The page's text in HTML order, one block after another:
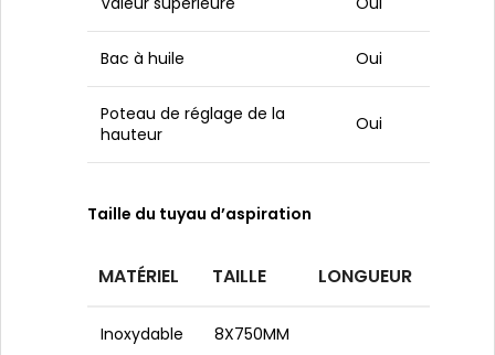
Bac à huile Oui
Poteau de réglage de la
hauteur
Oui
Taille du tuyau d’aspiration
MATÉRIEL TAILLE LONGUEUR
Inoxydable 8X750MM